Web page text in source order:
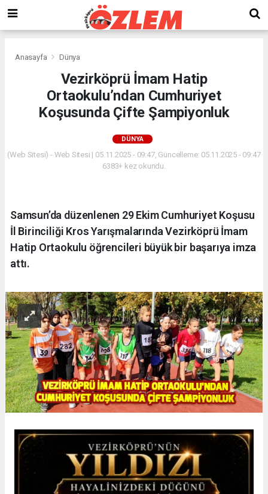
Anasayfa Dünya
Vezirköprü İmam Hatip
Ortaokulu’ndan Cumhuriyet
Koşusunda Çifte Şampiyonluk
DÜNYA
(Web Sitesi) - Web Sitesi | 05.11.2025 - 09:47, Güncelleme: 05.11.2025 - 09:47
6383+ kez okundu.
Samsun’da düzenlenen 29 Ekim Cumhuriyet Koşusu
İl Birinciliği Kros Yarışmalarında Vezirköprü İmam
Hatip Ortaokulu öğrencileri büyük bir başarıya imza
attı.